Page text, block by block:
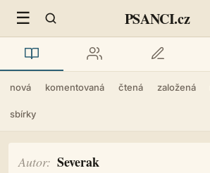
☰ PSANCI.cz
nová komentovaná čtená založená
sbírky
Autor Severak